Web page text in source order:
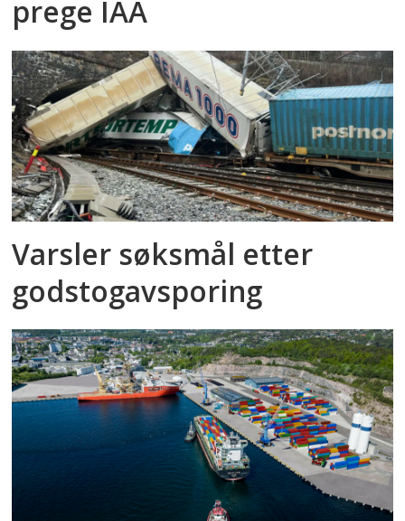
prege IAA
Varsler søksmål etter
godstog­avsporing